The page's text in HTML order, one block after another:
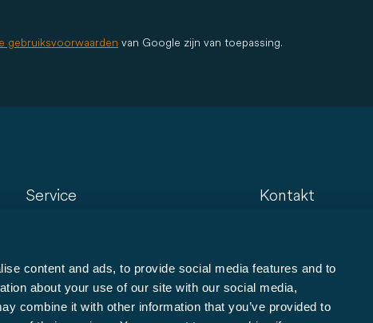
content and ads, to provide social media features and to
about your use of our site with our social media,
combine it with other information that you’ve provided to
gebruiksvoorwaarden van Google zijn van toepassing.
Service
Orginele Accessories
Downloads
Kontakt